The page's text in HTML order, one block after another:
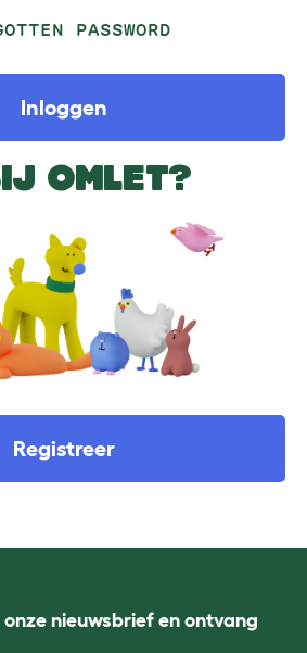
PASSWORD
Inloggen
OMLET?
Registreer
onze nieuwsbrief en ontvang